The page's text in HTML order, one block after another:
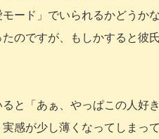
ード」でいられるかどうかな
のですが、もしかすると彼
と「あぁ、やっぱこの人好
感が少し薄くなってしまっ